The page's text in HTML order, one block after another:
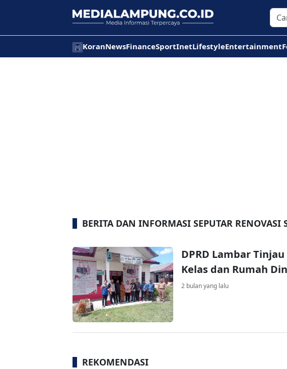
KoranNewsFinanceSportInetLifestyleEntertainment
BERITA DAN INFORMASI SEPUTAR RENOVASI
DPRD Lambar
Kelas dan Rumah
2 bulan yang lalu
REKOMENDASI